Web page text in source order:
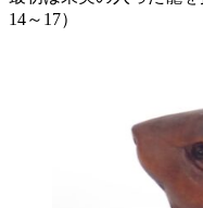
14～17）